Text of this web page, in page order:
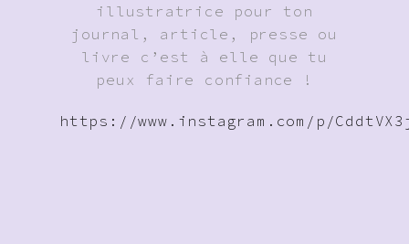
illustratrice pour ton
journal, article, presse ou
livre c’est à elle que tu
peux faire confiance !
https://www.instagram.com/p/